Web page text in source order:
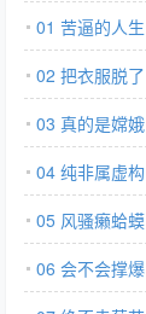
01 苦逼的人生
02 把衣服脱了
03 真的是嫦娥
04 纯非属虚构
05 风骚癞蛤蟆
06 会不会撑爆